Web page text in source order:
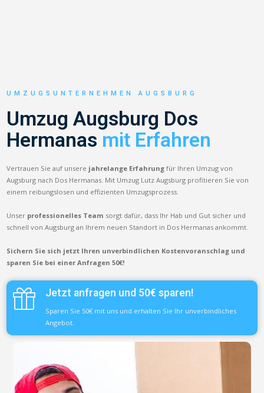
UMZUGSUNTERNEHMEN AUGSBURG
Umzug Augsburg Dos
Hermanas mit Erfahren
Vertrauen Sie auf unsere jahrelange Erfahrung für Ihren Umzug von
Augsburg nach Dos Hermanas. Mit Umzug Lutz Augsburg profitieren Sie von
einem reibungslosen und effizienten Umzugsprozess.
Unser professionelles Team sorgt dafür, dass Ihr Hab und Gut sicher und
schnell von Augsburg an Ihrem neuen Standort in Dos Hermanas ankommt.
Sichern Sie sich jetzt Ihren unverbindlichen Kostenvoranschlag und
sparen Sie bei einer Anfragen 50€!
Jetzt anfragen und 50€ sparen!
Sparen Sie 50€ mit uns und erhalten Sie Ihr unverbindliches
Angebot.